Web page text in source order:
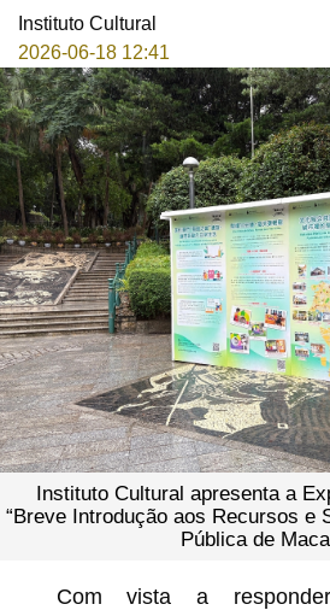
Instituto Cultural
2026-06-18 12:41
Instituto Cultural apresenta a
“Breve Introdução aos Recursos e
Pública de
Com vista a